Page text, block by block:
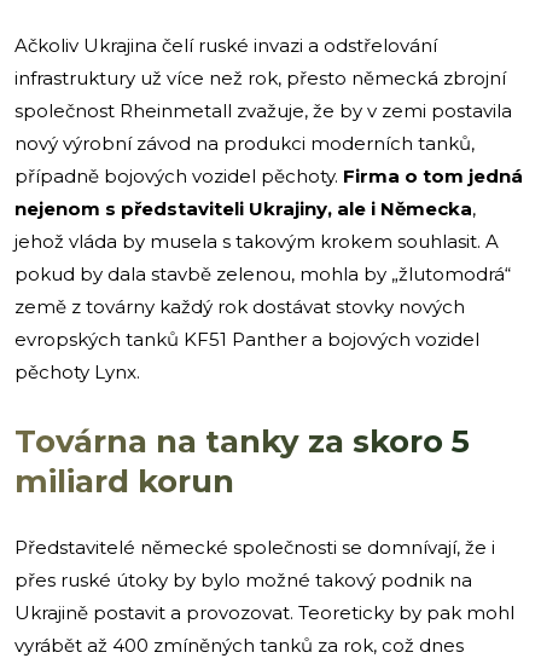
Ačkoliv Ukrajina čelí ruské invazi a odstřelování
infrastruktury už více než rok, přesto německá zbrojní
společnost Rheinmetall zvažuje, že by v zemi postavila
nový výrobní závod na produkci moderních tanků,
případně bojových vozidel pěchoty. Firma o tom jedná
nejenom s představiteli Ukrajiny, ale i Německa,
jehož vláda by musela s takovým krokem souhlasit. A
pokud by dala stavbě zelenou, mohla by „žlutomodrá“
země z továrny každý rok dostávat stovky nových
evropských tanků KF51 Panther a bojových vozidel
pěchoty Lynx.
Továrna na tanky za skoro 5
miliard korun
Představitelé německé společnosti se domnívají, že i
přes ruské útoky by bylo možné takový podnik na
Ukrajině postavit a provozovat. Teoreticky by pak mohl
vyrábět až 400 zmíněných tanků za rok, což dnes